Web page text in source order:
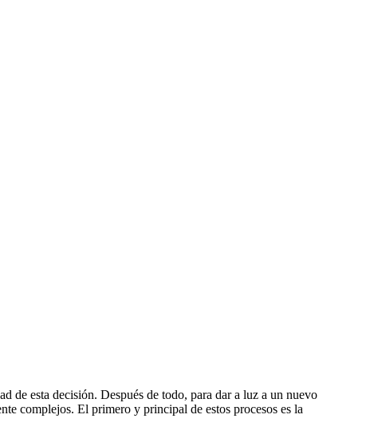
de esta decisión. Después de todo, para dar a luz a un nuevo
complejos. El primero y principal de estos procesos es la